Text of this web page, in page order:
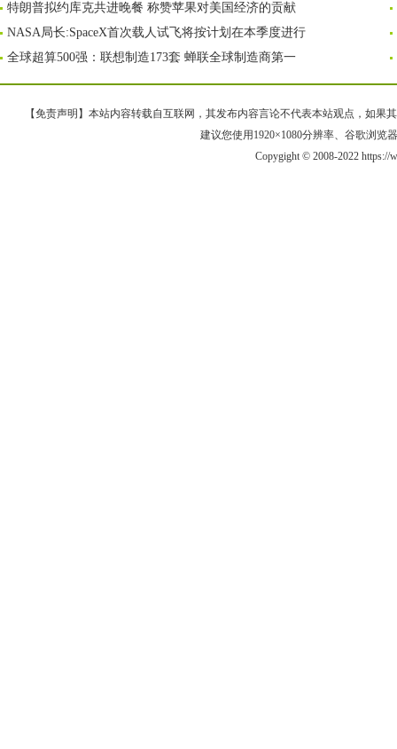
特朗普拟约库克共进晚餐 称赞苹果对美国经济的贡献
NASA局长:SpaceX首次载人试飞将按计划在本季度进行
全球超算500强：联想制造173套 蝉联全球制造商第一
【免责声明】本站内容转载自互联网，其发布内容言论不代表本站观点，如果
建议您使用1920×1080分辨率、谷歌浏览
Copygight © 2008-2022 https://